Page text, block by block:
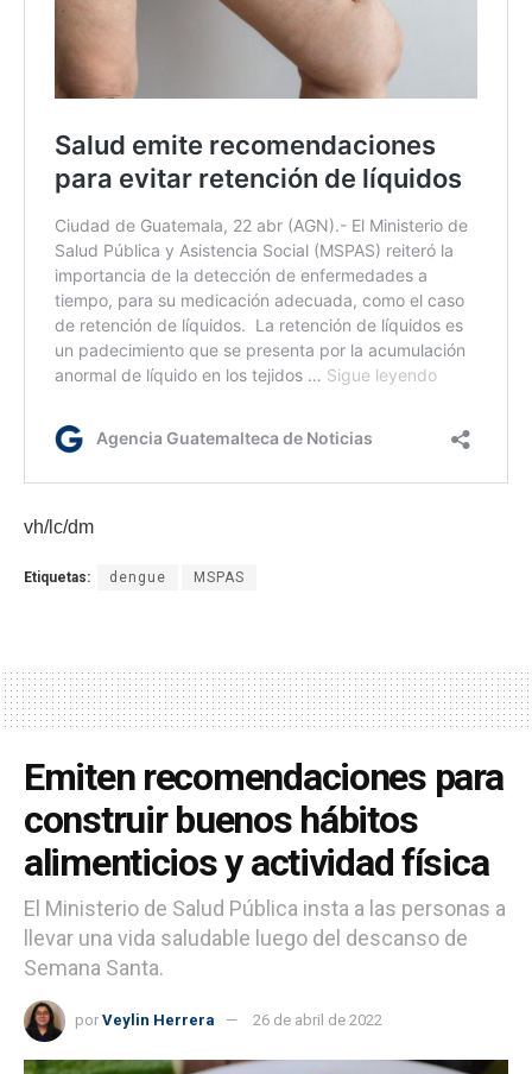
vh/lc/dm
Etiquetas: dengue MSPAS
Emiten recomendaciones para
construir buenos hábitos
alimenticios y actividad física
El Ministerio de Salud Pública insta a las personas a
llevar una vida saludable luego del descanso de
Semana Santa.
por Veylin Herrera 26 de abril de 2022